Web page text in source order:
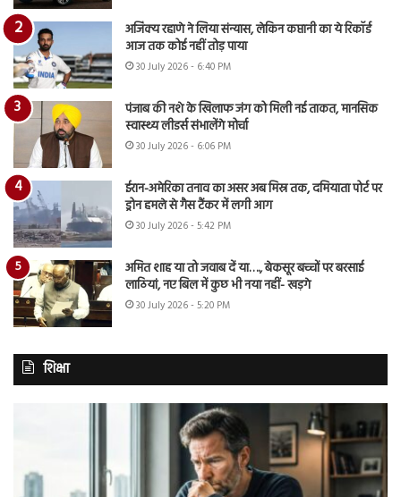
अजिंक्य रहाणे ने लिया संन्यास, लेकिन कप्तानी का ये रिकॉर्ड
आज तक कोई नहीं तोड़ पाया
30 July 2026 - 6:40 PM
पंजाब की नशे के खिलाफ जंग को मिली नई ताकत, मानसिक
स्वास्थ्य लीडर्स संभालेंगे मोर्चा
30 July 2026 - 6:06 PM
ईरान-अमेरिका तनाव का असर अब मिस्र तक, दमियाता पोर्ट पर
ड्रोन हमले से गैस टैंकर में लगी आग
30 July 2026 - 5:42 PM
अमित शाह या तो जवाब दें या…., बेकसूर बच्चों पर बरसाई
लाठियां, नए बिल में कुछ भी नया नहीं- खड़गे
30 July 2026 - 5:20 PM
शिक्षा